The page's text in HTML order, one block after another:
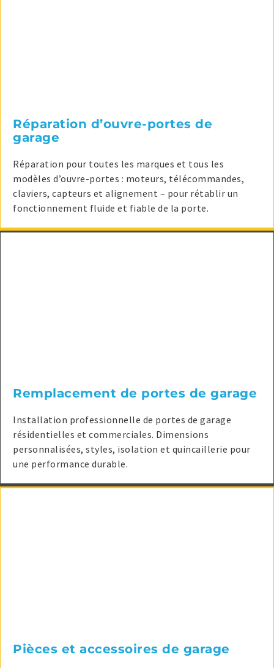
Réparation d’ouvre-portes de
garage
Réparation pour toutes les marques et tous les
modèles d’ouvre-portes : moteurs, télécommandes,
claviers, capteurs et alignement – pour rétablir un
fonctionnement fluide et fiable de la porte.
Remplacement de portes de garage
Installation professionnelle de portes de garage
résidentielles et commerciales. Dimensions
personnalisées, styles, isolation et quincaillerie pour
une performance durable.
Pièces et accessoires de garage